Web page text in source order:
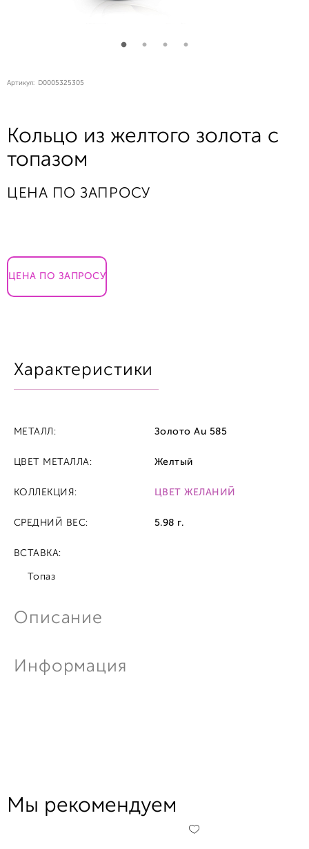
Артикул: D0005325305
Кольцо из желтого золота с
топазом
ЦЕНА ПО ЗАПРОСУ
ЦЕНА ПО ЗАПРОСУ
Характеристики
Описание
Информация
МЕТАЛЛ: Золото Au 585
ЦВЕТ МЕТАЛЛА: Желтый
КОЛЛЕКЦИЯ: ЦВЕТ ЖЕЛАНИЙ
СРЕДНИЙ ВЕС: 5.98 г.
ВСТАВКА:
Топаз
Мы рекомендуем